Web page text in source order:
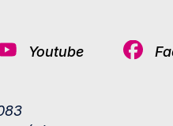
Youtube